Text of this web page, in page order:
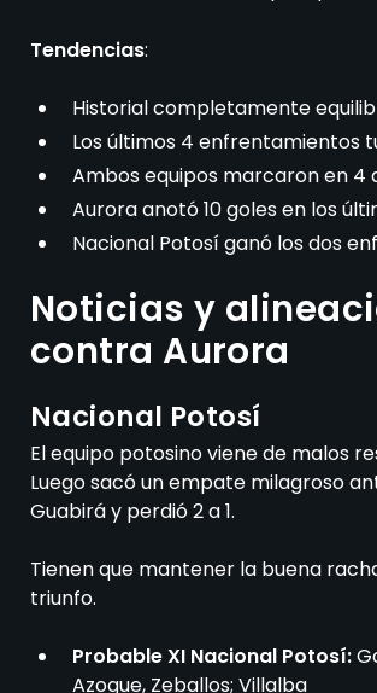
Tendencias:
Historial completamente
Los últimos 4 enfrentamientos
Ambos equipos marcaron en 4
Aurora anotó 10 goles en los
Nacional Potosí ganó los dos
Noticias y
contra Aurora
Nacional Potosí
El equipo potosino viene de malos
Luego sacó un empate milagroso
Guabirá y perdió 2 a 1.
Tienen que mantener la buena
triunfo.
Probable XI Nacional Potosí:
Azogue, Zeballos; Villalba